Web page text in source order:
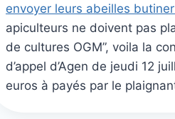
envoyer leurs abeilles
apiculteurs ne doivent pas
de cultures OGM”, voila la
d’appel d’Agen de jeudi 12
euros à payés par le